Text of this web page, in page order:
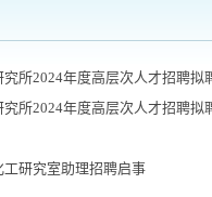
究所2024年度高层次人才招聘拟
究所2024年度高层次人才招聘拟
研究室助理招聘启事